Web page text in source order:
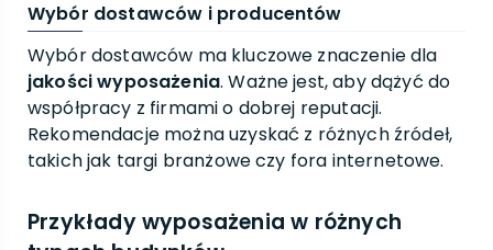
Wybór dostawców i producentów
Wybór dostawców ma kluczowe znaczenie dla
jakości wyposażenia. Ważne jest, aby dążyć do
współpracy z firmami o dobrej reputacji.
Rekomendacje można uzyskać z różnych źródeł,
takich jak targi branżowe czy fora internetowe.
Przykłady wyposażenia w różnych